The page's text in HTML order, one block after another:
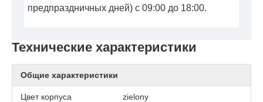
Технические характеристики
Общие характеристики
Цвет корпуса zielony
предпраздничных дней) с 09:00 до 18:00.